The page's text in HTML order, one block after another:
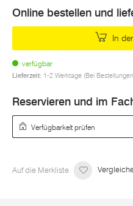
Online bestellen und
In
verfügbar
Lieferzeit: 1-2 Werktage (Bei
Reservieren und im
Auf die Merkliste